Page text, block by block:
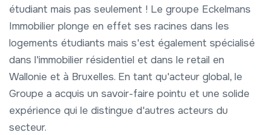
étudiant mais pas seulement ! Le groupe Eckelmans
Immobilier plonge en effet ses racines dans les
logements étudiants mais s'est également spécialisé
dans l'immobilier résidentiel et dans le retail en
Wallonie et à Bruxelles. En tant qu'acteur global, le
Groupe a acquis un savoir-faire pointu et une solide
expérience qui le distingue d'autres acteurs du
secteur.